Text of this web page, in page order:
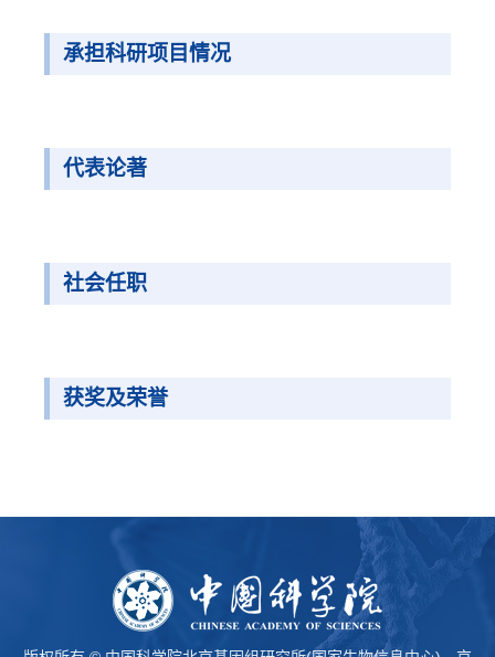
承担科研项目情况
代表论著
社会任职
获奖及荣誉